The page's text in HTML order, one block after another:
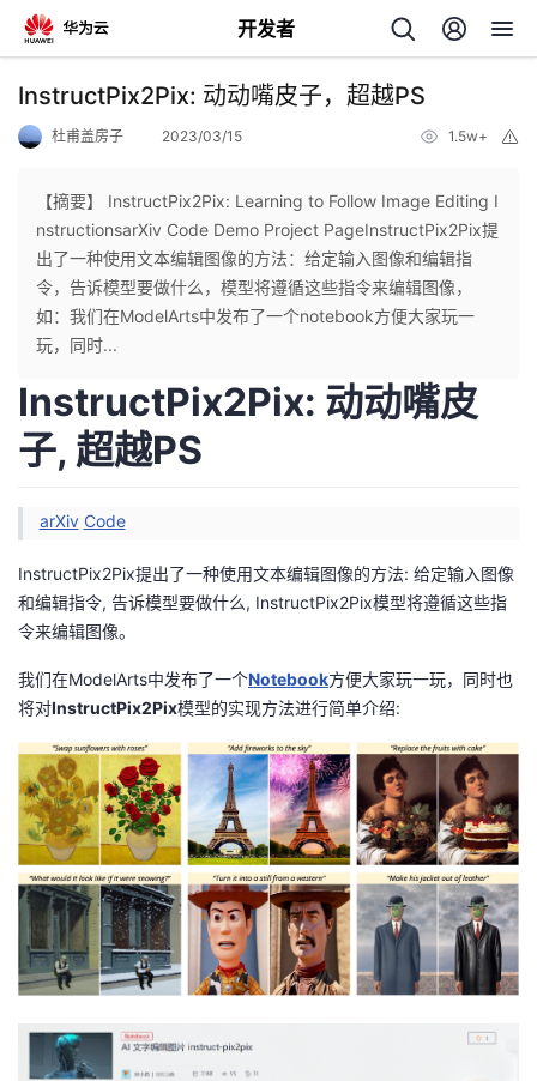
开发者
返
个
人
主
页
我
的
开
发
者
我
的
博
客
我
的
论
坛
我
的
圈
子
我
的
直
播
我
的
活
动
我
的
关
我
的
我
InstructPix2Pix: 动动嘴皮子，超越PS
杜甫盖房子 2023/03/15 1.5w+
【摘要】 InstructPix2Pix: Learning to Follow Image Editing I
nstructionsarXiv Code Demo Project PageInstructPix2Pix提
出了一种使用文本编辑图像的方法：给定输入图像和编辑指
令，告诉模型要做什么，模型将遵循这些指令来编辑图像，
如：我们在ModelArts中发布了一个notebook方便大家玩一
玩，同时...
InstructPix2Pix: 动动嘴皮
子, 超越PS
arXiv Code
InstructPix2Pix提出了一种使用文本编辑图像的方法: 给定输入图像
和编辑指令, 告诉模型要做什么, InstructPix2Pix模型将遵循这些指
令来编辑图像。
我们在ModelArts中发布了一个Notebook方便大家玩一玩，同时也
将对InstructPix2Pix模型的实现方法进行简单介绍: